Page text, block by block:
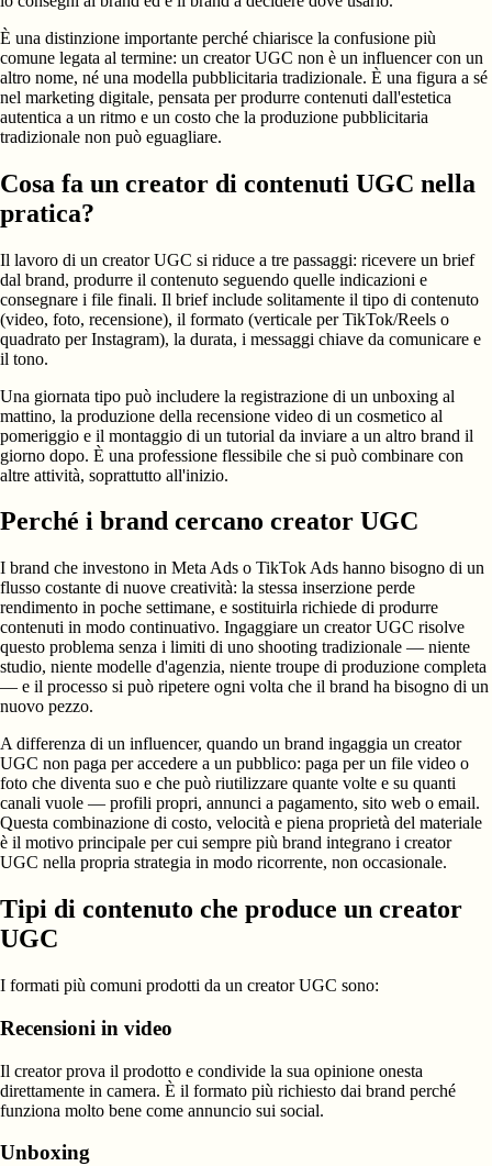
È una distinzione importante perché chiarisce la confusione più
comune legata al termine: un creator UGC non è un influencer con un
altro nome, né una modella pubblicitaria tradizionale. È una figura a sé
nel marketing digitale, pensata per produrre contenuti dall'estetica
autentica a un ritmo e un costo che la produzione pubblicitaria
tradizionale non può eguagliare.
Cosa fa un creator di contenuti UGC nella
pratica?
Il lavoro di un creator UGC si riduce a tre passaggi: ricevere un brief
dal brand, produrre il contenuto seguendo quelle indicazioni e
consegnare i file finali. Il brief include solitamente il tipo di contenuto
(video, foto, recensione), il formato (verticale per TikTok/Reels o
quadrato per Instagram), la durata, i messaggi chiave da comunicare e
il tono.
Una giornata tipo può includere la registrazione di un unboxing al
mattino, la produzione della recensione video di un cosmetico al
pomeriggio e il montaggio di un tutorial da inviare a un altro brand il
giorno dopo. È una professione flessibile che si può combinare con
altre attività, soprattutto all'inizio.
Perché i brand cercano creator UGC
I brand che investono in Meta Ads o TikTok Ads hanno bisogno di un
flusso costante di nuove creatività: la stessa inserzione perde
rendimento in poche settimane, e sostituirla richiede di produrre
contenuti in modo continuativo. Ingaggiare un creator UGC risolve
questo problema senza i limiti di uno shooting tradizionale — niente
studio, niente modelle d'agenzia, niente troupe di produzione completa
— e il processo si può ripetere ogni volta che il brand ha bisogno di un
nuovo pezzo.
A differenza di un influencer, quando un brand ingaggia un creator
UGC non paga per accedere a un pubblico: paga per un file video o
foto che diventa suo e che può riutilizzare quante volte e su quanti
canali vuole — profili propri, annunci a pagamento, sito web o email.
Questa combinazione di costo, velocità e piena proprietà del materiale
è il motivo principale per cui sempre più brand integrano i creator
UGC nella propria strategia in modo ricorrente, non occasionale.
Tipi di contenuto che produce un creator
UGC
I formati più comuni prodotti da un creator UGC sono:
Recensioni in video
Il creator prova il prodotto e condivide la sua opinione onesta
direttamente in camera. È il formato più richiesto dai brand perché
funziona molto bene come annuncio sui social.
Unboxing